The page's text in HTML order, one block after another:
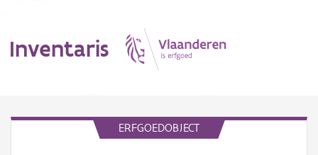
Inventaris
ERFGOEDOBJECT